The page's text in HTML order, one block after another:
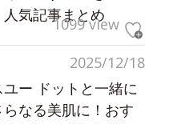
気記事まとめ
1099 view
2025/12/18
ー ドットと一緒に
なる美肌に！おす